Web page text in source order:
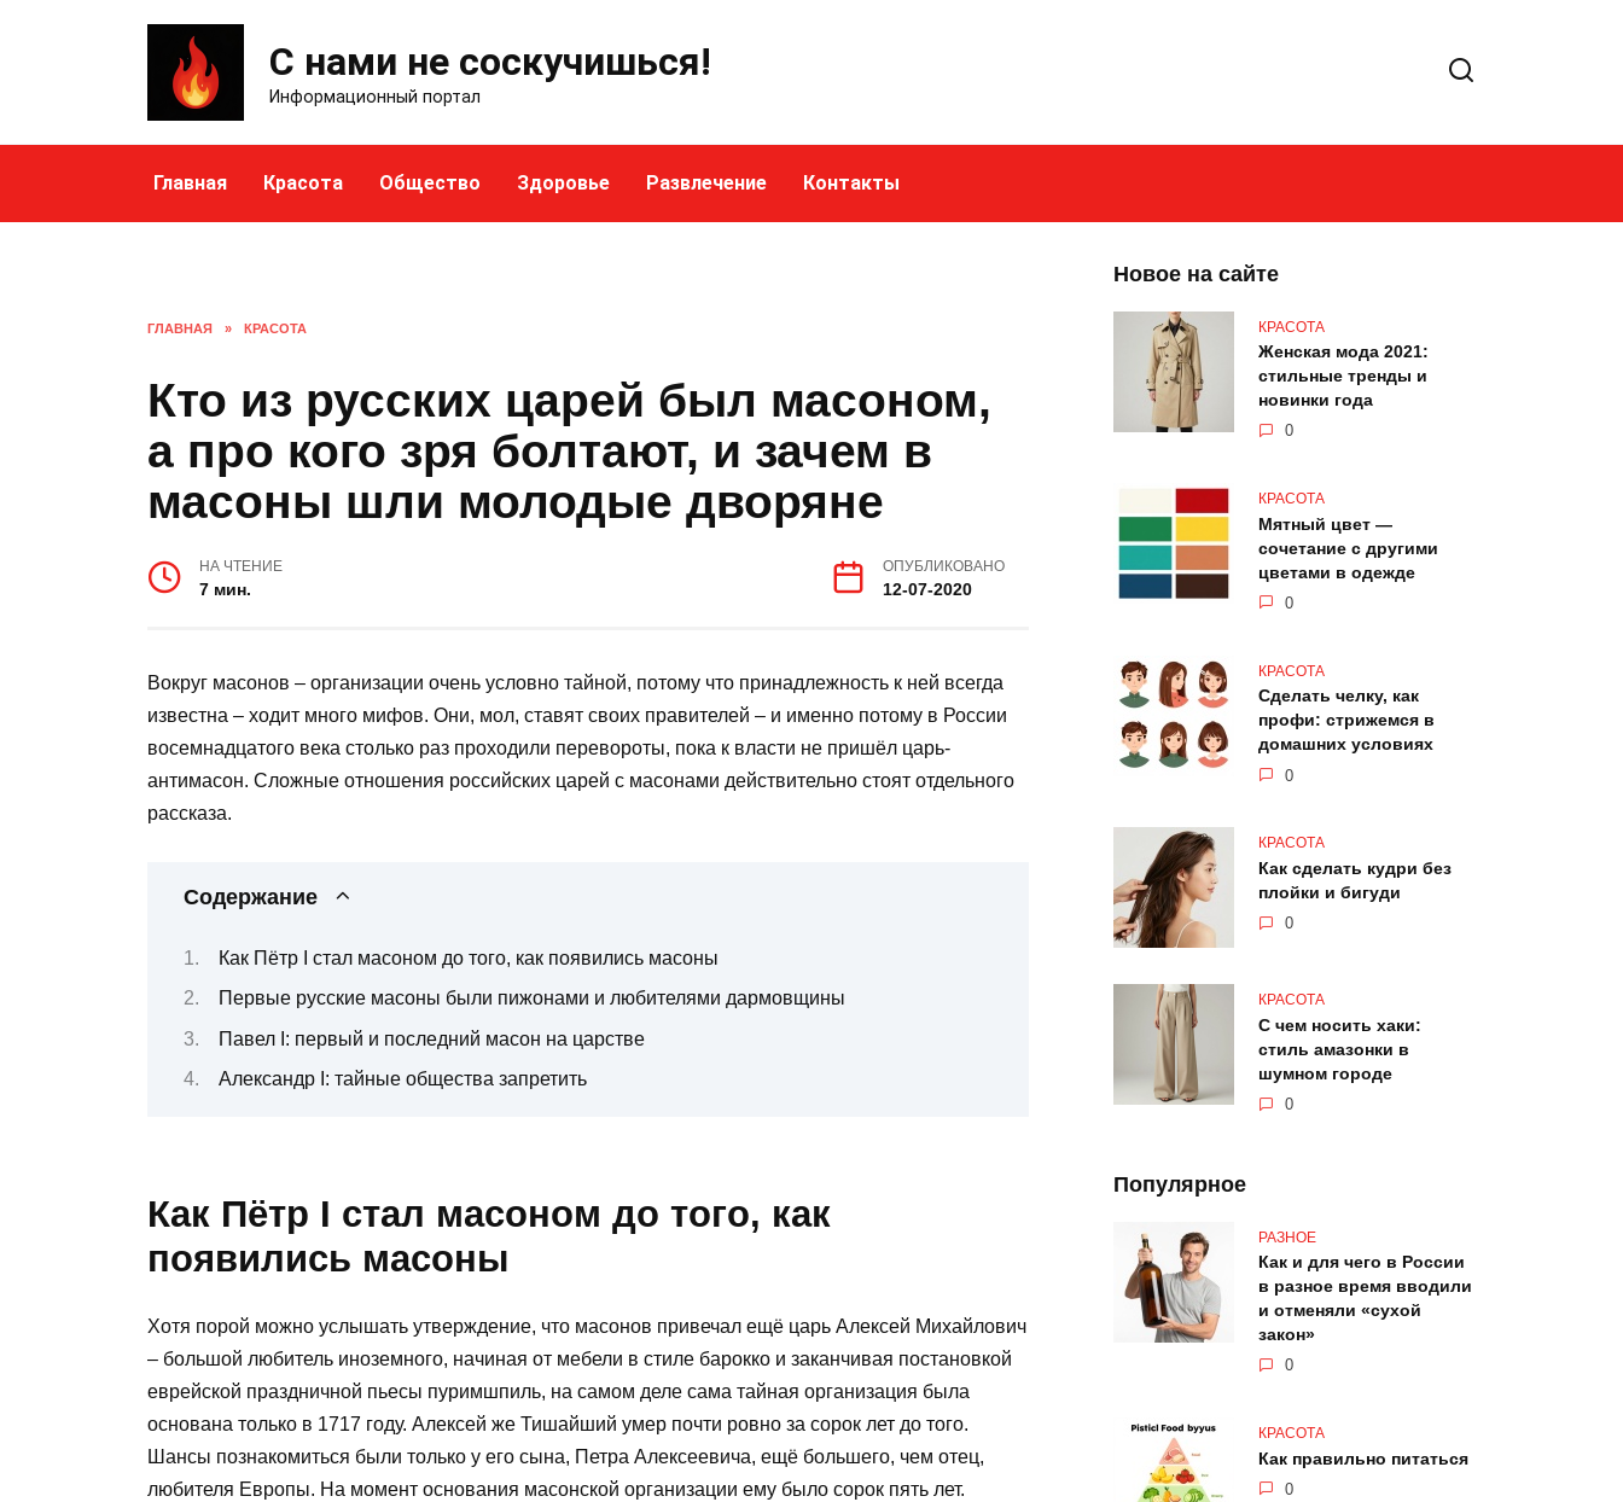
С нами не соскучишься!
Информационный портал
Главная Красота Общество Здоровье Развлечение Контакты
ГЛАВНАЯ » КРАСОТА
Кто из русских царей был масоном,
а про кого зря болтают, и зачем в
масоны шли молодые дворяне
НА ЧТЕНИЕ
7 мин.
ОПУБЛИКОВАНО
12-07-2020
Вокруг масонов – организации очень условно тайной, потому что принадлежность к ней всегда
известна – ходит много мифов. Они, мол, ставят своих правителей – и именно потому в России
восемнадцатого века столько раз проходили перевороты, пока к власти не пришёл царь-
антимасон. Сложные отношения российских царей с масонами действительно стоят отдельного
рассказа.
Содержание
Как Пётр I стал масоном до того, как появились масоны
Первые русские масоны были пижонами и любителями дармовщины
Павел I: первый и последний масон на царстве
Александр I: тайные общества запретить
Как Пётр I стал масоном до того, как
появились масоны
Хотя порой можно услышать утверждение, что масонов привечал ещё царь Алексей Михайлович
– большой любитель иноземного, начиная от мебели в стиле барокко и заканчивая постановкой
еврейской праздничной пьесы пуримшпиль, на самом деле сама тайная организация была
основана только в 1717 году. Алексей же Тишайший умер почти ровно за сорок лет до того.
Шансы познакомиться были только у его сына, Петра Алексеевича, ещё большего, чем отец,
любителя Европы. На момент основания масонской организации ему было сорок пять лет.
Новое на сайте
КРАСОТА
Женская мода 2021:
стильные тренды и
новинки года
0
КРАСОТА
Мятный цвет —
сочетание с другими
цветами в одежде
0
КРАСОТА
Сделать челку, как
профи: стрижемся в
домашних условиях
0
КРАСОТА
Как сделать кудри без
плойки и бигуди
0
КРАСОТА
С чем носить хаки:
стиль амазонки в
шумном городе
0
Популярное
РАЗНОЕ
Как и для чего в России
в разное время вводили
и отменяли «сухой
закон»
0
КРАСОТА
Как правильно питаться
0